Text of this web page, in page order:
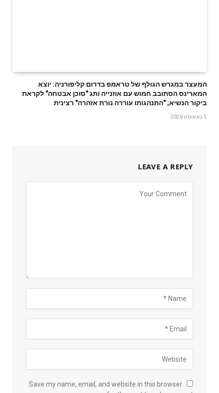
המעצר במגרש הגולף של טראמפ בדרום קליפורניה: יוצא
המארינס הסתובב חמוש עם אוזנייה ותג "סוכן אבטחה" לקראת
ביקור הנשיא; "התנהגותו עוררה נורת אזהרה" רצינית
5 באוגוסט 2026
LEAVE A REPLY
Save my name, email, and website in this browser